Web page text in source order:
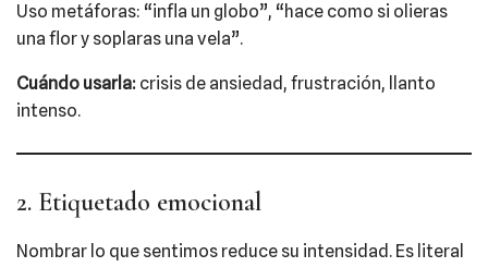
Uso metáforas: “infla un globo”, “hace como si olieras
una flor y soplaras una vela”.
Cuándo usarla: crisis de ansiedad, frustración, llanto
intenso.
2. Etiquetado emocional
Nombrar lo que sentimos reduce su intensidad. Es literal